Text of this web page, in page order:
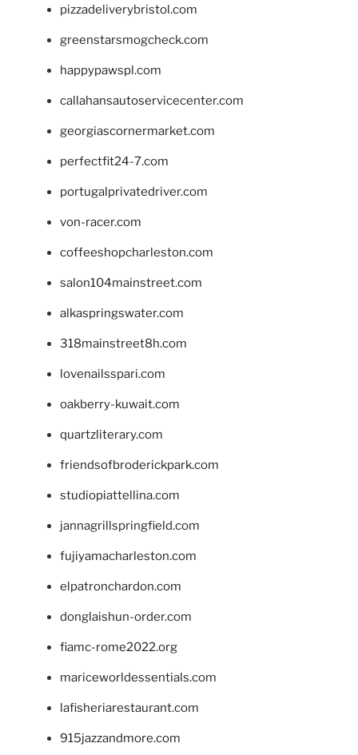
pizzadeliverybristol.com
greenstarsmogcheck.com
happypawspl.com
callahansautoservicecenter.com
georgiascornermarket.com
perfectfit24-7.com
portugalprivatedriver.com
von-racer.com
coffeeshopcharleston.com
salon104mainstreet.com
alkaspringswater.com
318mainstreet8h.com
lovenailsspari.com
oakberry-kuwait.com
quartzliterary.com
friendsofbroderickpark.com
studiopiattellina.com
jannagrillspringfield.com
fujiyamacharleston.com
elpatronchardon.com
donglaishun-order.com
fiamc-rome2022.org
mariceworldessentials.com
lafisheriarestaurant.com
915jazzandmore.com